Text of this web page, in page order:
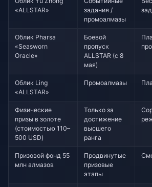
«ALLSTAR»
задания /
промоалмазы
Облик Pharsa
«Seasworn
Oracle»
Боевой
пропуск
ALLSTAR (с 8
мая)
Облик Ling
«ALLSTAR»
Промоалмазы
Физические
призы в золоте
(стоимостью 110–
500 USD)
Только за
достижение
высшего
ранга
Призовой фонд 55
млн алмазов
Продвинутые
призовые
этапы